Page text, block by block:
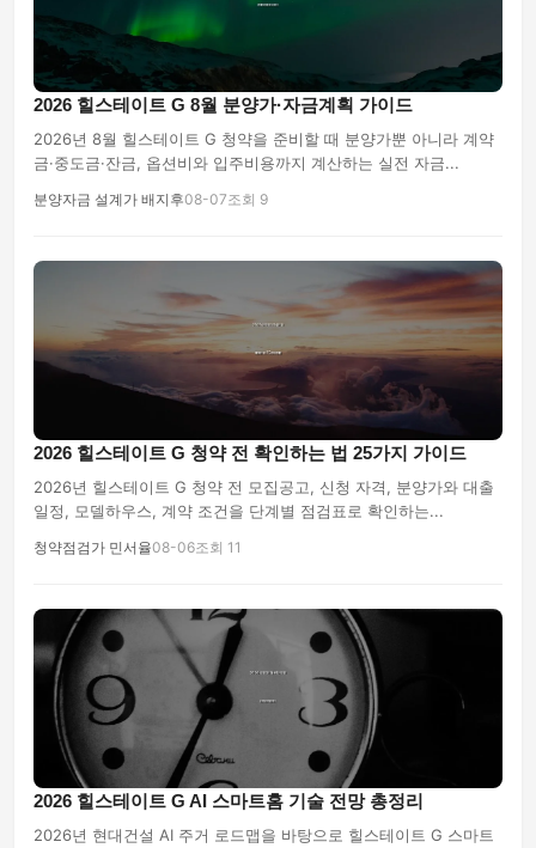
2026 힐스테이트 G 8월 분양가·자금계획 가이드
2026년 8월 힐스테이트 G 청약을 준비할 때 분양가뿐 아니라 계약
금·중도금·잔금, 옵션비와 입주비용까지 계산하는 실전 자금...
분양자금 설계가 배지후08-07조회 9
2026 힐스테이트 G 청약 전 확인하는 법 25가지 가이드
2026년 힐스테이트 G 청약 전 모집공고, 신청 자격, 분양가와 대출
일정, 모델하우스, 계약 조건을 단계별 점검표로 확인하는...
청약점검가 민서율08-06조회 11
2026 힐스테이트 G AI 스마트홈 기술 전망 총정리
2026년 현대건설 AI 주거 로드맵을 바탕으로 힐스테이트 G 스마트